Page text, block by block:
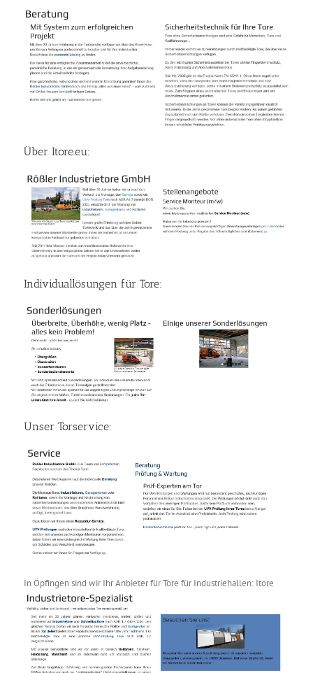
Über Itore.eu:
Individuallösungen für Tore:
Unser Torservice:
In Öpfingen sind wir Ihr Anbieter für Tore für Industriehallen: Itore